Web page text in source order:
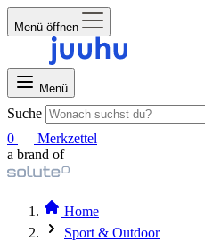
Menü öffnen
Menü
Suche
0
Merkzettel
a brand of
Home
Sport & Outdoor